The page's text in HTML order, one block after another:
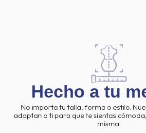
Hecho a tu
No importa tu talla, forma o estilo.
adaptan a ti para que te sientas
misma.